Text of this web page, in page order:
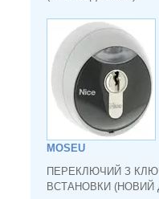
MOSEU
ПЕРЕКЛЮЧИЙ З
ВСТАНОВКИ (НОВИЙ